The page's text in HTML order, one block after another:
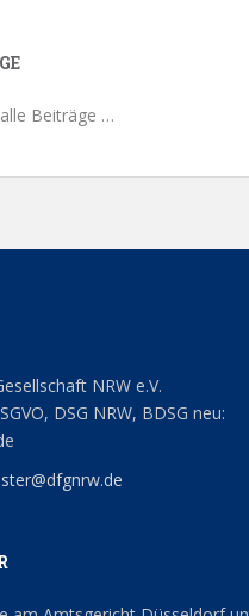
Beiträge …
NRW e.V.
DSG NRW, BDSG neu: